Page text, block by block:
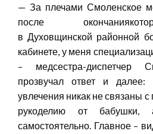
— За плечами Смоленское
после
в Духовщинской районной
кабинете, у меня
– медсестра-
прозвучал ответ и
увлечения никак не связаны
рукоделию от бабушки,
самостоятельно. Главное –